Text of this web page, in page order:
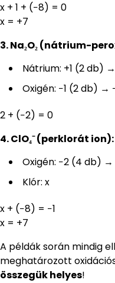
x + 1 + (−8) = 0
x = +7
3. Na₂O₂ (nátrium-
Nátrium: +1 (2 db)
Oxigén: −1 (2 db) →
2 + (−2) = 0
4. ClO₄⁻ (perklorát ion):
Oxigén: −2 (4 db) →
Klór: x
x + (−8) = −1
x = +7
A példák során mindig
meghatározott
összegük helyes!